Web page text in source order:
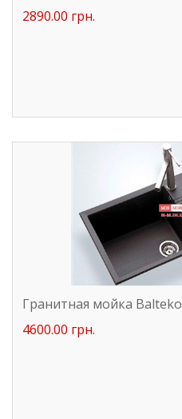
2890.00 грн.
Гранитная мойка Balteko
4600.00 грн.